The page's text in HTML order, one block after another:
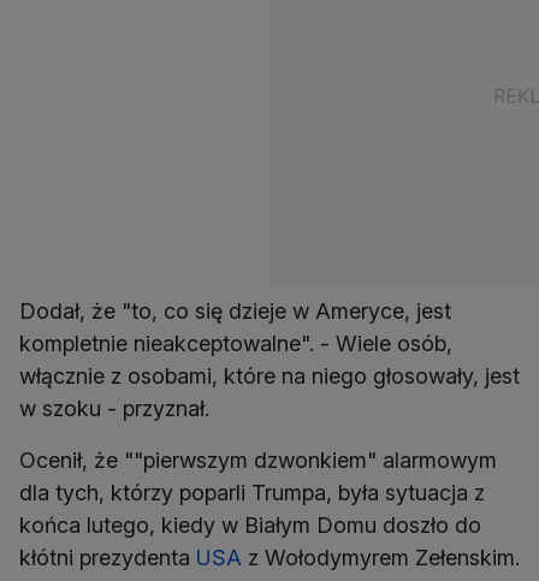
Dodał, że "to, co się dzieje w Ameryce, jest
kompletnie nieakceptowalne". - Wiele osób,
włącznie z osobami, które na niego głosowały, jest
w szoku - przyznał.
Ocenił, że ""pierwszym dzwonkiem" alarmowym
dla tych, którzy poparli Trumpa, była sytuacja z
końca lutego, kiedy w Białym Domu doszło do
kłótni prezydenta USA z Wołodymyrem Zełenskim.